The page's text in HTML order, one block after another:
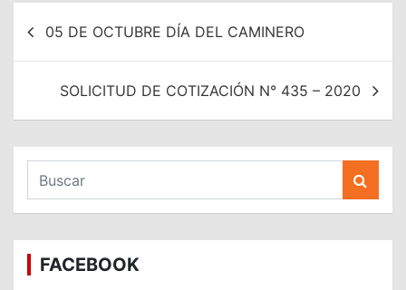
Navegación
de
entradas
05 DE OCTUBRE DÍA DEL CAMINERO
SOLICITUD DE COTIZACIÓN N° 435 – 2020
s
c
a
r
FACEBOOK